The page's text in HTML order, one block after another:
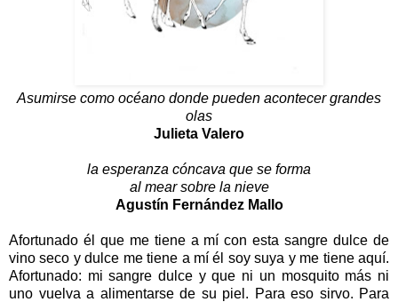
Asumirse como océano donde pueden acontecer grandes
olas
Julieta Valero
la esperanza cóncava que se forma
al mear sobre la nieve
Agustín Fernández Mallo
Afortunado él que me tiene a mí con esta sangre dulce de
vino seco y dulce me tiene a mí él soy suya y me tiene aquí.
Afortunado: mi sangre dulce y que ni un mosquito más ni
uno vuelva a alimentarse de su piel. Para eso sirvo. Para